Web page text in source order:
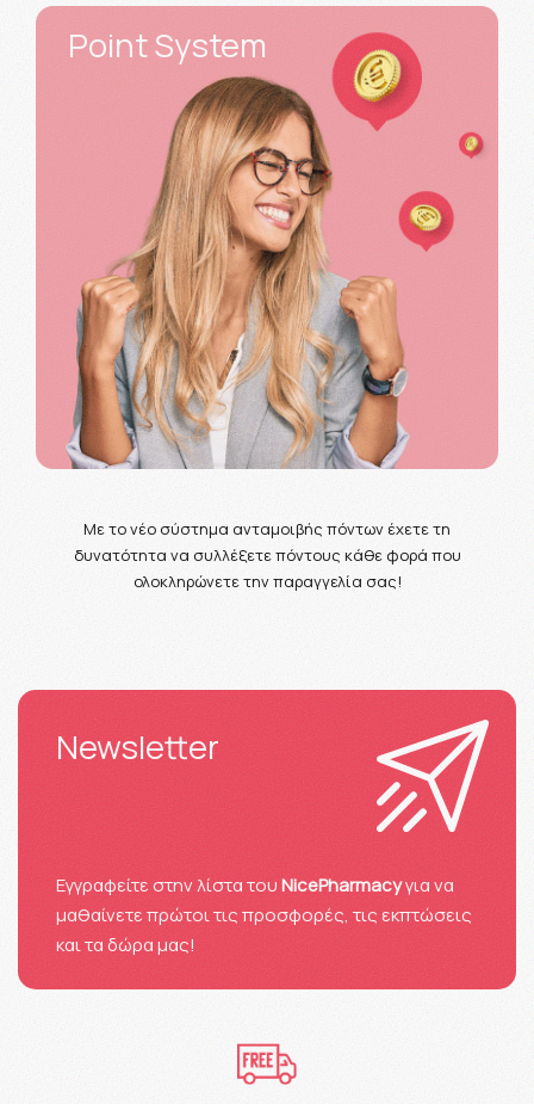
Point System
Με το νέο σύστημα ανταμοιβής πόντων έχετε τη
δυνατότητα να συλλέξετε πόντους κάθε φορά που
ολοκληρώνετε την παραγγελία σας!
Newsletter
Eγγραφείτε στην λίστα τουNicePharmacyγια να
μαθαίνετε πρώτοι τις προσφορές, τις εκπτώσεις
και τα δώρα μας!